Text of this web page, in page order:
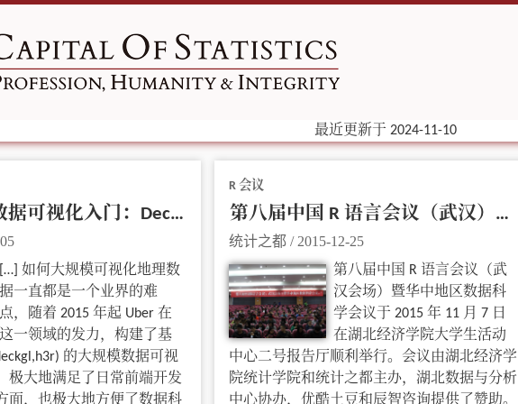
最近更新于 2024-11-10
大规模地理数据可视化入门：Deck.gl 和 H3
[…] 如何大规模可视化地理数
据一直都是一个业界的难
点，随着 2015 年起 Uber 在
这一领域的发力，构建了基
的大规模数据可视
极大地满足了日常前端开发
面，也极大地方便了数据科
R 会议
第八届中国 R 语言会议（武汉）暨华中地区数据科学会议
统计之都 / 2015-12-25
第八届中国 R 语言会议（武
汉会场）暨华中地区数据科
学会议于 2015 年 11 月 7 日
在湖北经济学院大学生活动
中心二号报告厅顺利举行。会议由湖北经济学
院统计学院和统计之都主办，湖北数据与分析
中心协办，优酷土豆和辰智咨询提供了赞助。